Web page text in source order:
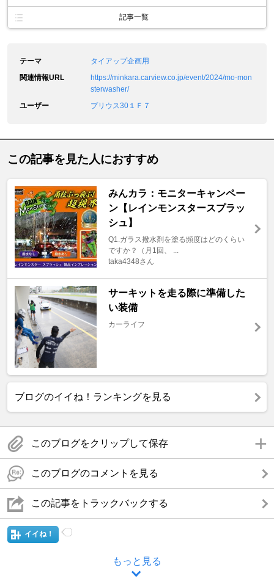
記事一覧
テーマ
タイアップ企画用
関連情報URL
https://minkara.carview.co.jp/event/2024/mo-mon
sterwasher/
ユーザー
プリウス30１Ｆ７
この記事を見た人におすすめ
みんカラ：モニターキャンペー
ン【レインモンスタースプラッ
シュ】
Q1.ガラス撥水剤を塗る頻度はどのくらい
ですか？（月1回、 ...
taka4348さん
サーキットを走る際に準備した
い装備
カーライフ
ブログのイイね！ランキングを見る
このブログをクリップして保存
このブログのコメントを見る
この記事をトラックバックする
イイね！
もっと見る